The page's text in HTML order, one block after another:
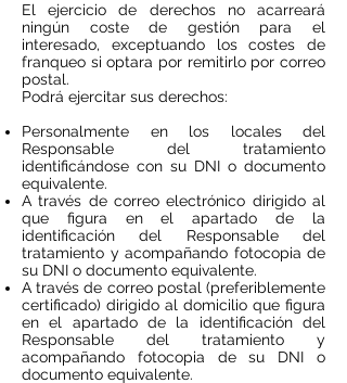
El ejercicio de derechos no acarreará
ningún coste de gestión para el
interesado, exceptuando los costes de
franqueo si optara por remitirlo por correo
postal.
Podrá ejercitar sus derechos:
Personalmente en los locales del
Responsable del tratamiento
identificándose con su DNI o documento
equivalente.
A través de correo electrónico dirigido al
que figura en el apartado de la
identificación del Responsable del
tratamiento y acompañando fotocopia de
su DNI o documento equivalente.
A través de correo postal (preferiblemente
certificado) dirigido al domicilio que figura
en el apartado de la identificación del
Responsable del tratamiento y
acompañando fotocopia de su DNI o
documento equivalente.